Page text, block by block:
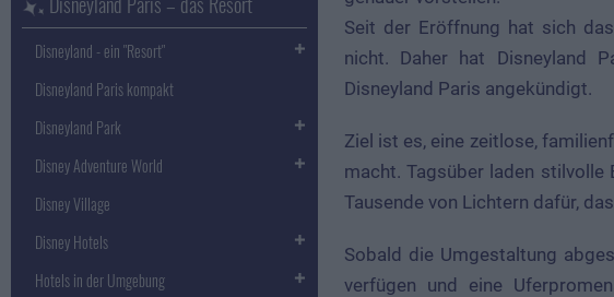
Seit der Eröffnung hat sich
nicht. Daher hat Disneyland
Disneyland Paris angekündigt.
Ziel ist es, eine zeitlose,
macht. Tagsüber laden stilvolle
Tausende von Lichtern dafür,
Sobald die Umgestaltung
verfügen und eine
Disneyland - ein "Resort"
Disneyland Paris kompakt
Disneyland Park
Disney Adventure World
Disney Village
Disney Hotels
Hotels in der Umgebung